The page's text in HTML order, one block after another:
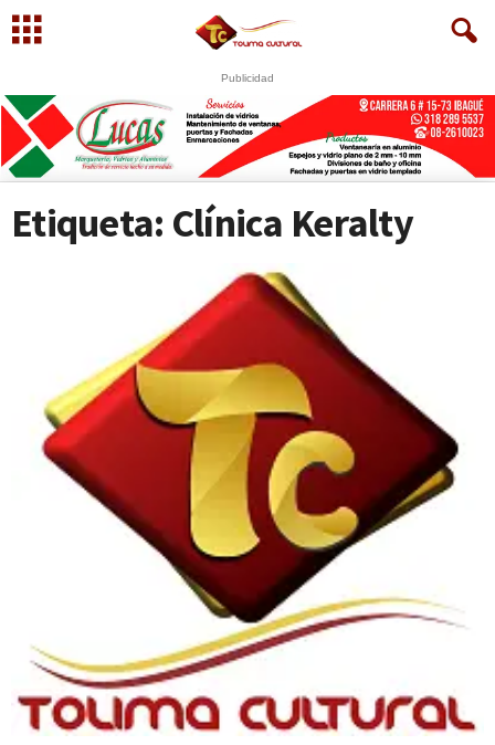
Publicidad
S
WhatsApp +573249605958
Etiqueta: Clínica Keralty